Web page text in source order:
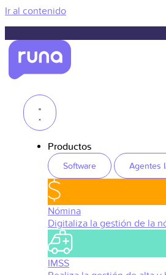
Ir al contenido
Productos
Software Agentes
Nómina
Digitaliza la gestión de la
IMSS